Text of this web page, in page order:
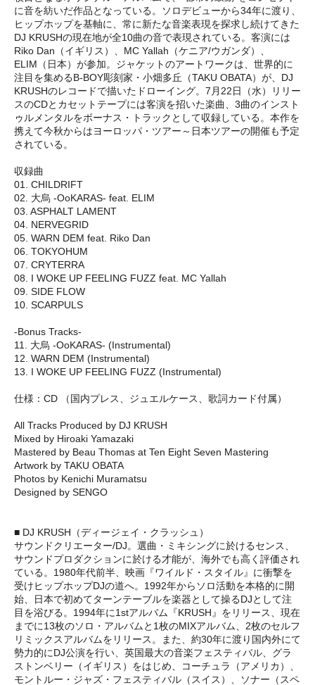
に音を紡いだ作品となっている。ソロデビューから34年に渡り、
ヒップホップを基軸に、常に新たな音楽表現を探求し続けてきた
DJ KRUSHの現在地が全10曲の音で表現されている。客演には
Riko Dan（イギリス）、MC Yallah（ケニア/ウガンダ）、
ELIM（日本）が参加。ジャケットのアートワークは、世界的に
注目を集めるB-BOY彫刻家・小畑多丘（TAKU OBATA）が、DJ
KRUSHのレコードで描いたドローイング。7月22日（水）リリー
スのCDとカセットテープには客演を招いた楽曲、3曲のインスト
ゥルメンタルをボーナス・トラックとして収録している。本作を
携えて今秋からはヨーロッパ・ツアー～日本ツアーの開催も予定
されている。
収録曲
01. CHILDRIFT
02. 大烏 -OoKARAS- feat. ELIM
03. ASPHALT LAMENT
04. NERVEGRID
05. WARN DEM feat. Riko Dan
06. TOKYOHUM
07. CRYTERRA
08. I WOKE UP FEELING FUZZ feat. MC Yallah
09. SIDE FLOW
10. SCARPULS
-Bonus Tracks-
11. 大烏 -OoKARAS- (Instrumental)
12. WARN DEM (Instrumental)
13. I WOKE UP FEELING FUZZ (Instrumental)
仕様：CD （国内プレス、ジュエルケース、歌詞カード付属）
All Tracks Produced by DJ KRUSH
Mixed by Hiroaki Yamazaki
Mastered by Beau Thomas at Ten Eight Seven Mastering
Artwork by TAKU OBATA
Photos by Kenichi Muramatsu
Designed by SENGO
■ DJ KRUSH（ディージェイ・クラッシュ）
サウンドクリエーター/DJ。選曲・ミキシングに於けるセンス、
サウンドプロダクションに於ける才能が、海外でも高く評価され
ている。1980年代前半、映画『ワイルド・スタイル』に衝撃を
受けヒップホップDJの道へ。1992年からソロ活動を本格的に開
始、日本で初めてターンテーブルを楽器として操るDJとして注
目を浴びる。1994年に1stアルバム『KRUSH』をリリース、現在
までに13枚のソロ・アルバムと1枚のMIXアルバム、2枚のセルフ
リミックスアルバムをリリース。また、約30年に渡り国内外にて
勢力的にDJ公演を行い、英国最大の音楽フェスティバル、グラ
ストンベリー（イギリス）をはじめ、コーチュラ（アメリカ）、
モントルー・ジャズ・フェスティバル（スイス）、ソナー（スペ